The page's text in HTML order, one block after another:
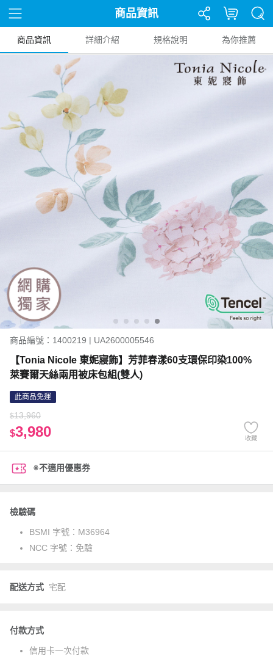
商品資訊
商品資訊 詳細介紹 規格說明 為你推薦
商品編號：1400219 | UA2600005546
【Tonia Nicole 東妮寢飾】芳菲春漾60支環保印染100%
萊賽爾天絲兩用被床包組(雙人)
此商品免運
$13,960
$3,980 收藏
※不適用優惠券
檢驗碼
BSMI 字號： M36964
NCC 字號： 免驗
配送方式 宅配
付款方式
信用卡一次付款